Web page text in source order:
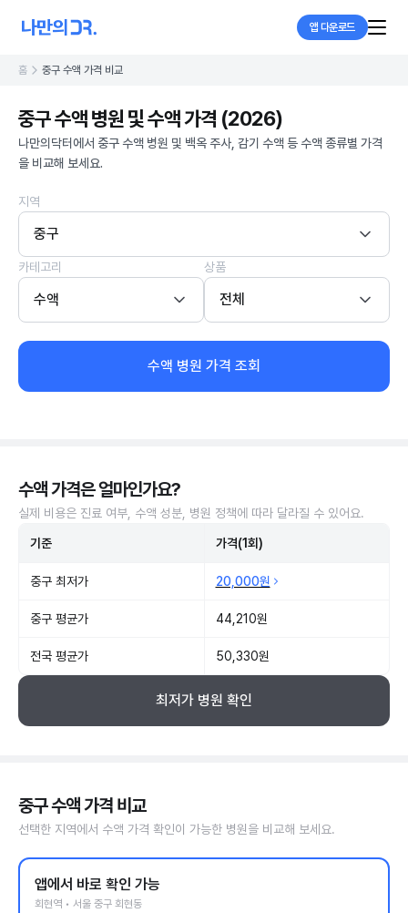
앱 다운로드
홈 중구 수액 가격 비교
중구 수액 병원 및 수액 가격 (2026)
나만의닥터에서 중구 수액 병원 및 백옥 주사, 감기 수액 등 수액 종류별 가격
을 비교해 보세요.
지역
중구
카테고리
수액
상품
전체
수액 병원 가격 조회
수액 가격은 얼마인가요?
실제 비용은 진료 여부, 수액 성분, 병원 정책에 따라 달라질 수 있어요.
기준 가격(1회)
중구 최저가 20,000원
중구 평균가 44,210원
전국 평균가 50,330원
최저가 병원 확인
중구 수액 가격 비교
선택한 지역에서 수액 가격 확인이 가능한 병원을 비교해 보세요.
앱에서 바로 확인 가능
회현역 • 서울 중구 회현동